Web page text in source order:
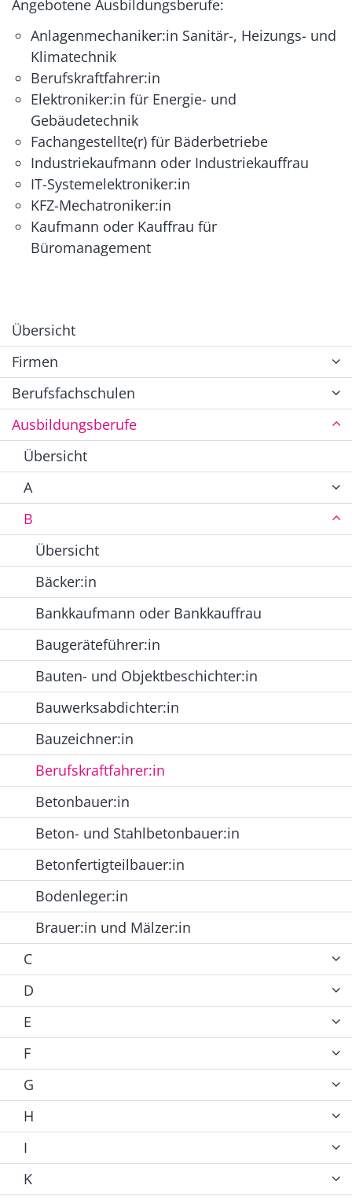
Angebotene Ausbildungsberufe:
Anlagenmechaniker:in Sanitär-, Heizungs- und
Klimatechnik
Berufskraftfahrer:in
Elektroniker:in für Energie- und
Gebäudetechnik
Fachangestellte(r) für Bäderbetriebe
Industriekaufmann oder Industriekauffrau
IT-Systemelektroniker:in
KFZ-Mechatroniker:in
Kaufmann oder Kauffrau für
Büromanagement
Übersicht
Firmen
Berufsfachschulen
Ausbildungsberufe
Übersicht
A
B
Übersicht
Bäcker:in
Bankkaufmann oder Bankkauffrau
Baugeräteführer:in
Bauten- und Objektbeschichter:in
Bauwerksabdichter:in
Bauzeichner:in
Berufskraftfahrer:in
Betonbauer:in
Beton- und Stahlbetonbauer:in
Betonfertigteilbauer:in
Bodenleger:in
Brauer:in und Mälzer:in
C
D
E
F
G
H
I
K